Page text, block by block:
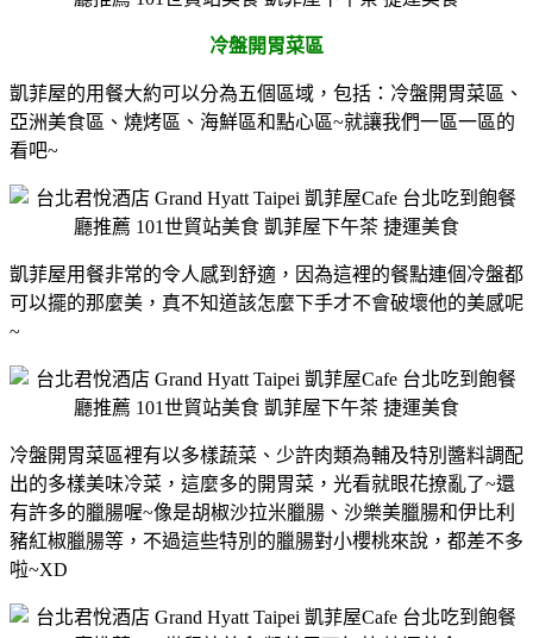
冷盤開胃菜區
凱菲屋的用餐大約可以分為五個區域，包括：冷盤開胃菜區、
亞洲美食區、燒烤區、海鮮區和點心區~就讓我們一區一區的
看吧~
凱菲屋用餐非常的令人感到舒適，因為這裡的餐點連個冷盤都
可以擺的那麼美，真不知道該怎麼下手才不會破壞他的美感呢
~
冷盤開胃菜區裡有以多樣蔬菜、少許肉類為輔及特別醬料調配
出的多樣美味冷菜，這麼多的開胃菜，光看就眼花撩亂了~還
有許多的臘腸喔~像是胡椒沙拉米臘腸、沙樂美臘腸和伊比利
豬紅椒臘腸等，不過這些特別的臘腸對小櫻桃來說，都差不多
啦~XD